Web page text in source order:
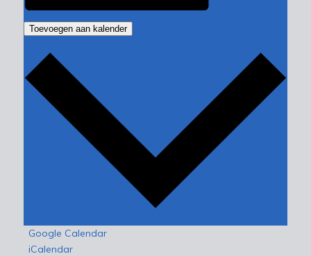
Toevoegen aan kalender
Google Calendar
iCalendar